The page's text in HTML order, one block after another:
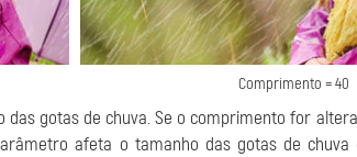
Comprimento = 40
das gotas de chuva. Se o comprimento for
afeta o tamanho das gotas de chuva